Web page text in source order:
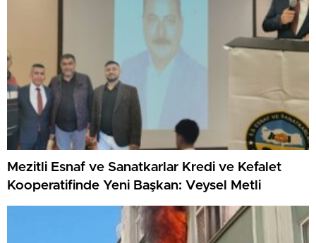
Mezitli Esnaf ve Sanatkarlar Kredi ve Kefalet
Kooperatifinde Yeni Başkan: Veysel Metli